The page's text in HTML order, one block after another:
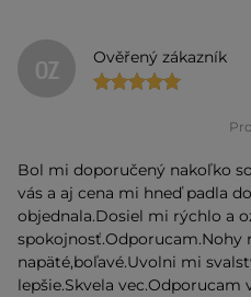
OZ Ověřený zákazník
Bol mi doporučený nakoľko
vás a aj cena mi hneď padla
objednala.Dosiel mi rýchlo a
spokojnosť.Odporucam.Nohy
napäté,boľavé.Uvolni mi
lepšie.Skvela